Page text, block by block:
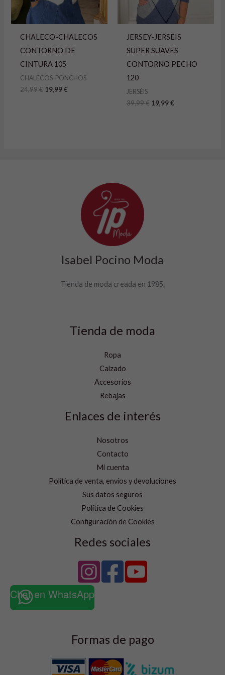
CHALECO-CHALECOS
CONTORNO DE
CINTURA 105
CHALECOS-PONCHOS
24,99€ 19,99€
JERSEY-JERSEIS
SUPER SUAVES
CONTORNO PECHO
120
JERSÉIS
39,99€ 19,99€
Isabel Pocino Moda
Tienda de moda creada en 1985.
Tienda de moda
Ropa
Calzado
Accesorios
Rebajas
Enlaces de interés
Nosotros
Contacto
Mi cuenta
Política de venta, envíos y devoluciones
Sus datos seguros
Política de Cookies
Configuración de Cookies
Redes sociales
Chat en WhatsApp
Formas de pago